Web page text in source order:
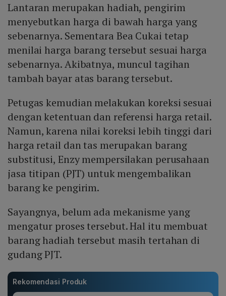
Lantaran merupakan hadiah, pengirim
menyebutkan harga di bawah harga yang
sebenarnya. Sementara Bea Cukai tetap
menilai harga barang tersebut sesuai harga
sebenarnya. Akibatnya, muncul tagihan
tambah bayar atas barang tersebut.
Petugas kemudian melakukan koreksi sesuai
dengan ketentuan dan referensi harga retail.
Namun, karena nilai koreksi lebih tinggi dari
harga retail dan tas merupakan barang
substitusi, Enzy mempersilakan perusahaan
jasa titipan (PJT) untuk mengembalikan
barang ke pengirim.
Sayangnya, belum ada mekanisme yang
mengatur proses tersebut. Hal itu membuat
barang hadiah tersebut masih tertahan di
gudang PJT.
Rekomendasi Produk